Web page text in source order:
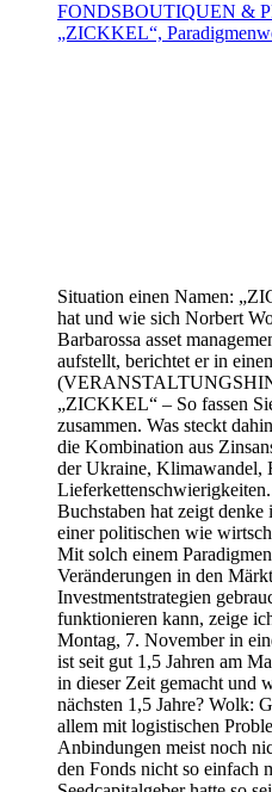
FONDSBOUTIQUEN &
„ZICKKEL“,
Situation einen Namen:
hat und wie sich Norbert
Barbarossa asset
aufstellt, berichtet er in
„ZICKKEL“ – So fassen
zusammen. Was steckt
die Kombination aus
der Ukraine, Klimawandel,
Buchstaben hat zeigt
einer politischen wie
Mit solch einem
Veränderungen in den
Investmentstrategien
funktionieren kann, zeige
Montag, 7. November in
ist seit gut 1,5 Jahren am
in dieser Zeit gemacht und
nächsten 1,5 Jahre? Wolk:
allem mit logistischen
Anbindungen meist noch
den Fonds nicht so einfach